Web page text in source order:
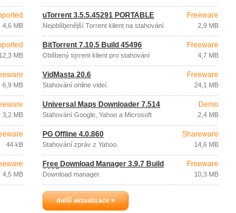
4,6 MB
12,3 MB
6,9 MB
3,2 MB
44 kB
4,5 MB
uTorrent 3.5.5.45291 PORTABLE
Nejoblíbenější Torrent klient na stahování
souborů (hudba, filmy, hry, ...).
Freeware
2,9 MB
BitTorrent 7.10.5 Build 45496
Oblíbený torrent klient pro stahování
hudby, filmů nebo her.
Freeware
4,7 MB
VidMasta 20.6
Stahování online videí.
Freeware
24,1 MB
Universal Maps Downloader 7.514
Stahování Google, Yahoo a Microsoft
Demo
2,4 MB
PG Offline 4.0.860
Stahování zpráv z Yahoo.
Shareware
14,6 MB
Free Download Manager 3.9.7 Build
1625
Download manager.
Freeware
10,3 MB
další aktualizace »